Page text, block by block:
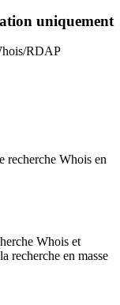
uniquement
RDAP
recherche Whois en
Whois et
recherche en masse